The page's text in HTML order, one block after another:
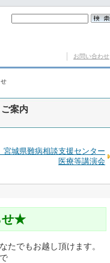
お問い合わせ
案内
宮城県難病相談支援センター
医療等講演会
せ★
たでもお越し頂けます。